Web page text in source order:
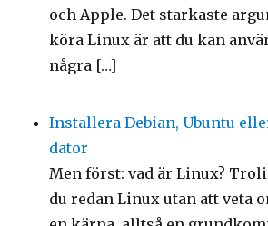
och Apple. Det starkaste
köra Linux är att du kan
några […]
Installera Debian, Ubuntu
dator
Men först: vad är Linux?
du redan Linux utan att veta